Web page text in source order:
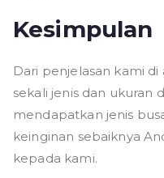
Kesimpulan
Dari penjelasan kami
sekali jenis dan ukuran
mendapatkan jenis
keinginan sebaiknya
kepada kami.